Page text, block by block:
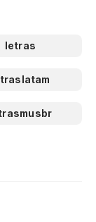
letras